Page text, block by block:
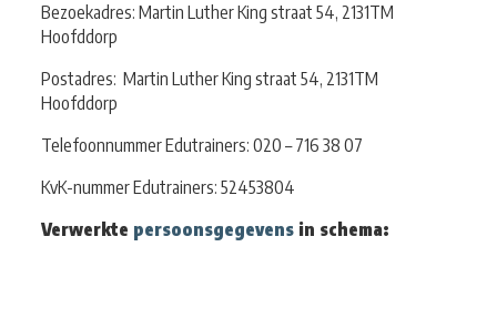
Bezoekadres: Martin Luther King straat 54, 2131TM
Hoofddorp
Postadres: Martin Luther King straat 54, 2131TM
Hoofddorp
Telefoonnummer Edutrainers: 020 – 716 38 07
KvK-nummer Edutrainers: 52453804
Verwerkte persoonsgegevens in schema: